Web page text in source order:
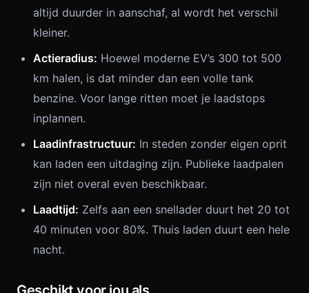
altijd duurder in aanschaf, al wordt het verschil
kleiner.
Actieradius: Hoewel moderne EV’s 300 tot 500
km halen, is dat minder dan een volle tank
benzine. Voor lange ritten moet je laadstops
inplannen.
Laadinfrastructuur: In steden zonder eigen oprit
kan laden een uitdaging zijn. Publieke laadpalen
zijn niet overal even beschikbaar.
Laadtijd: Zelfs aan een snellader duurt het 20 tot
40 minuten voor 80%. Thuis laden duurt een hele
nacht.